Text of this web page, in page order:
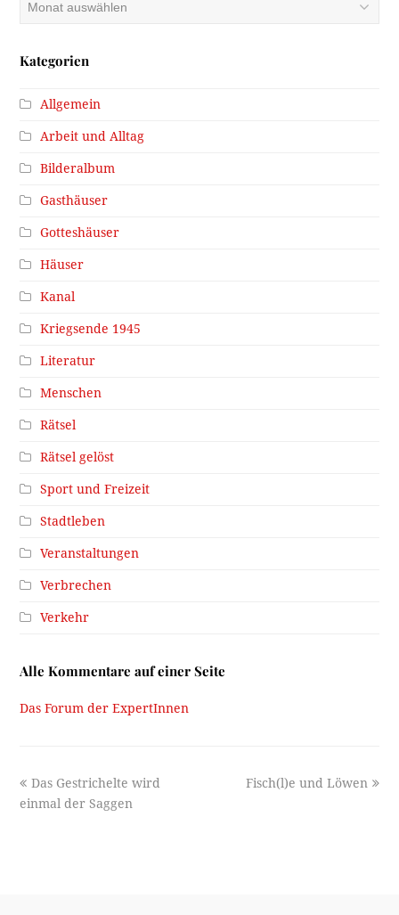
Kategorien
Allgemein
Arbeit und Alltag
Bilderalbum
Gasthäuser
Gotteshäuser
Häuser
Kanal
Kriegsende 1945
Literatur
Menschen
Rätsel
Rätsel gelöst
Sport und Freizeit
Stadtleben
Veranstaltungen
Verbrechen
Verkehr
Alle Kommentare auf einer Seite
Das Forum der ExpertInnen
previous
post:
Das Gestrichelte wird
einmal der Saggen
next
Fisch(l)e und Löwen